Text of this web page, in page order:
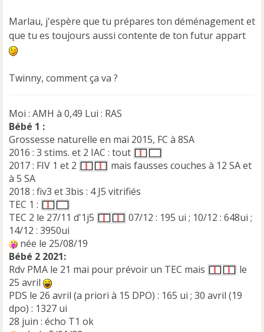
Marlau, j'espère que tu prépares ton déménagement et
que tu es toujours aussi contente de ton futur appart
Twinny, comment ça va ?
Moi : AMH à 0,49 Lui : RAS
Bébé 1 :
Grossesse naturelle en mai 2015, FC à 8SA
2016 : 3 stims. et 2 IAC : tout
2017 : FIV 1 et 2
mais fausses couches à 12 SA et
à 5 SA
2018 : fiv3 et 3bis : 4 J5 vitrifiés
TEC 1 :
TEC 2 le 27/11 d'1j5
07/12 : 195 ui ; 10/12 : 648ui ;
14/12 : 3950ui
née le 25/08/19
Bébé 2 2021:
Rdv PMA le 21 mai pour prévoir un TEC mais
le
25 avril
PDS le 26 avril (a priori à 15 DPO) : 165 ui ; 30 avril (19
dpo) : 1327 ui
28 juin : écho T1 ok